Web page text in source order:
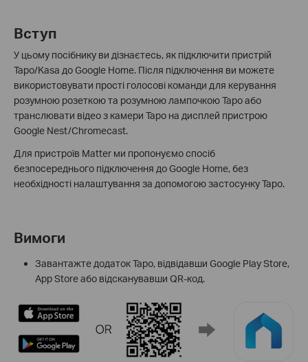
Вступ
У цьому посібнику ви дізнаєтесь, як підключити пристрій
Tapo/Kasa до Google Home. Після підключення ви можете
використовувати прості голосові команди для керування
розумною розеткою та розумною лампочкою Tapo або
транслювати відео з камери Tapo на дисплей пристрою
Google Nest/Chromecast.
Для пристроїв Matter ми пропонуємо спосіб
безпосереднього підключення до Google Home, без
необхідності налаштування за допомогою застосунку Tapo.
Вимоги
Завантажте додаток Tapo, відвідавши Google Play Store,
App Store або відсканувавши QR-код.